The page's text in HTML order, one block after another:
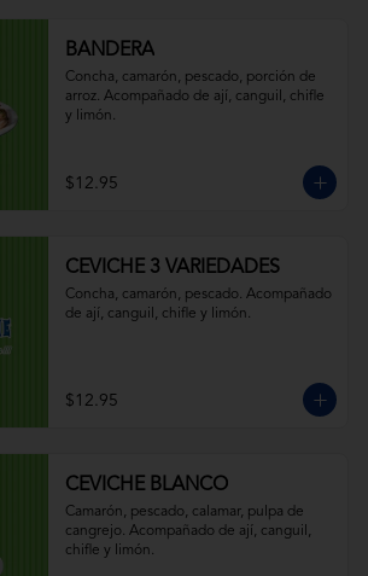
BANDERA
Concha, camarón, pescado, porción de
arroz. Acompañado de ají, canguil, chifle
y limón.
$12.95
CEVICHE 3 VARIEDADES
Concha, camarón, pescado. Acompañado
de ají, canguil, chifle y limón.
$12.95
CEVICHE BLANCO
Camarón, pescado, calamar, pulpa de
cangrejo. Acompañado de ají, canguil,
chifle y limón.